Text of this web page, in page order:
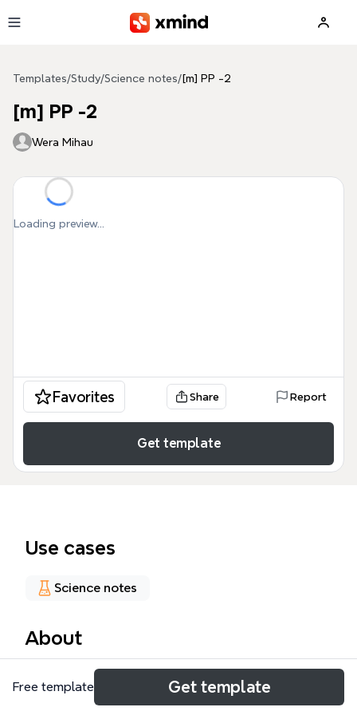
Templates/Study/Science notes/ [m] PP -2
[m] PP -2
Wera Mihau
Loading preview...
Favorites Share Report
Get template
Use cases
Science notes
About
Mapa myśli [m] PP -2 to specjalistyczne
kompendium farmakologii układu pokarmowego,
Free template Get template